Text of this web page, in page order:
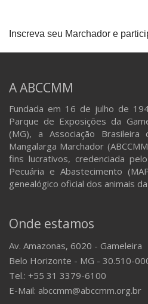
Inscreva seu Marchador e
A ABCCMM
Fundada em 16 de julho de
Parque de Exposições da
(MG), a Associação Brasileira
Mangalarga Marchador
fins lucrativos, credenciada
Pecuária e Abastecimento
genealógico oficial dos animais
Onde estamos
Av. Amazonas, 6020 - Gameleira
Belo Horizonte - MG - 30.510-
Tel.: +55 31 3379-6100
E-Mail: abccmm@abccmm.org.br